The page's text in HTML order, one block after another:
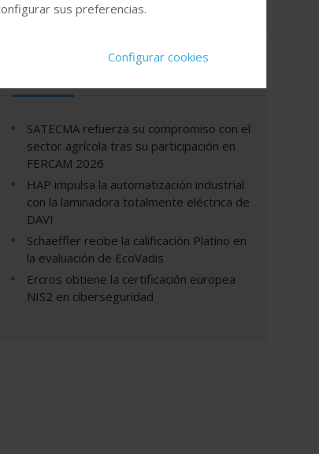
SATECMA refuerza su compromiso con el
sector agrícola tras su participación en
FERCAM 2026
HAP impulsa la automatización industrial
con la laminadora totalmente eléctrica de
DAVI
Schaeffler recibe la calificación Platino en
la evaluación de EcoVadis
Ercros obtiene la certificación europea
NIS2 en ciberseguridad
sus preferencias.
Configurar cookies